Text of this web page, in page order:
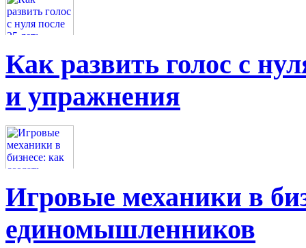
Как развить голос с
и упражнения
Игровые механики в
единомышленников